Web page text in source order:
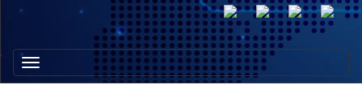
Toggle
navigation